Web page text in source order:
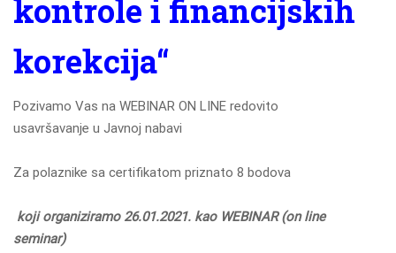
kontrole i financijskih
korekcija“
Pozivamo Vas na WEBINAR ON LINE redovito
usavršavanje u Javnoj nabavi
Za polaznike sa certifikatom priznato 8 bodova
koji organiziramo 26.01.2021. kao WEBINAR (on line
seminar)